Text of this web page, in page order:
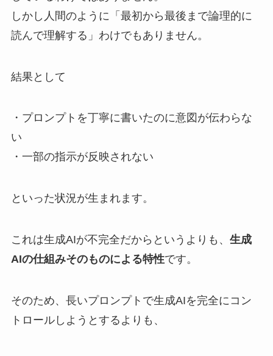
しかし人間のように「最初から最後まで論理的に
読んで理解する」わけでもありません。
結果として
・プロンプトを丁寧に書いたのに意図が伝わらな
い
・一部の指示が反映されない
といった状況が生まれます。
これは生成AIが不完全だからというよりも、 生成
AIの仕組みそのものによる特性です。
そのため、長いプロンプトで生成AIを完全にコン
トロールしようとするよりも、